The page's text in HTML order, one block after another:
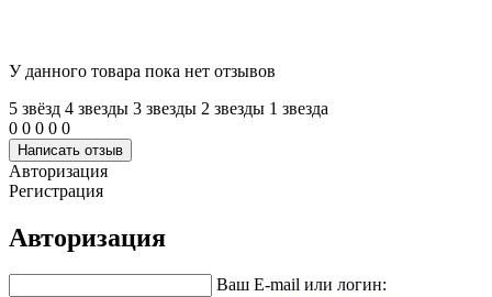
У данного товара пока нет отзывов
5 звёзд 4 звeзды 3 звeзды 2 звeзды 1 звeзда
0 0 0 0 0
Написать отзыв
Авторизация
Регистрация
Авторизация
Ваш E-mail или логин: